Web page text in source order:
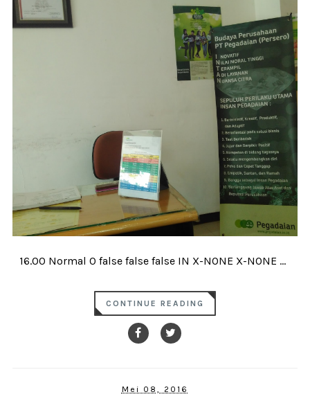
16.00 Normal 0 false false false IN X-NONE X-NONE ...
CONTINUE READING
Mei 08, 2016